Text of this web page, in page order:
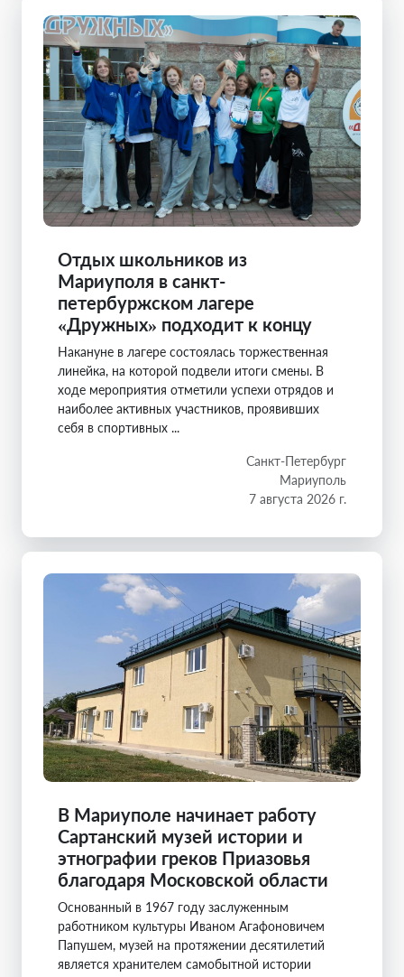
Отдых школьников из
Мариуполя в санкт-
петербуржском лагере
«Дружных» подходит к концу
Накануне в лагере состоялась торжественная
линейка, на которой подвели итоги смены. В
ходе мероприятия отметили успехи отрядов и
наиболее активных участников, проявивших
себя в спортивных ...
Санкт-Петербург
Мариуполь
7 августа 2026 г.
В Мариуполе начинает работу
Сартанский музей истории и
этнографии греков Приазовья
благодаря Московской области
Основанный в 1967 году заслуженным
работником культуры Иваном Агафоновичем
Папушем, музей на протяжении десятилетий
является хранителем самобытной истории